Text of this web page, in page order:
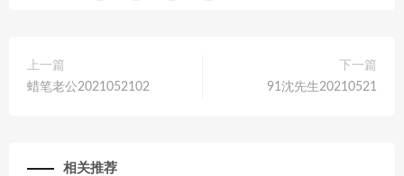
上一篇
蜡笔老公2021052102
下一篇
91沈先生20210521
相关推荐